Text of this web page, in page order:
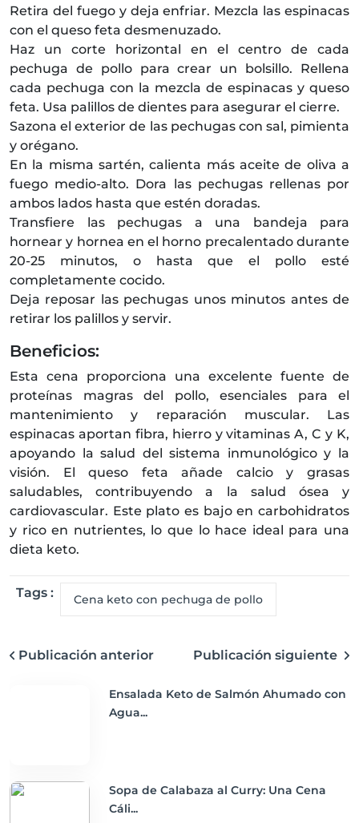
Retira del fuego y deja enfriar. Mezcla las espinacas
con el queso feta desmenuzado.
Haz un corte horizontal en el centro de cada
pechuga de pollo para crear un bolsillo. Rellena
cada pechuga con la mezcla de espinacas y queso
feta. Usa palillos de dientes para asegurar el cierre.
Sazona el exterior de las pechugas con sal, pimienta
y orégano.
En la misma sartén, calienta más aceite de oliva a
fuego medio-alto. Dora las pechugas rellenas por
ambos lados hasta que estén doradas.
Transfiere las pechugas a una bandeja para
hornear y hornea en el horno precalentado durante
20-25 minutos, o hasta que el pollo esté
completamente cocido.
Deja reposar las pechugas unos minutos antes de
retirar los palillos y servir.
Beneficios:
Esta cena proporciona una excelente fuente de
proteínas magras del pollo, esenciales para el
mantenimiento y reparación muscular. Las
espinacas aportan fibra, hierro y vitaminas A, C y K,
apoyando la salud del sistema inmunológico y la
visión. El queso feta añade calcio y grasas
saludables, contribuyendo a la salud ósea y
cardiovascular. Este plato es bajo en carbohidratos
y rico en nutrientes, lo que lo hace ideal para una
dieta keto.
Tags : Cena keto con pechuga de pollo
Publicación anterior Publicación siguiente
Ensalada Keto de Salmón Ahumado con
Agua...
Sopa de Calabaza al Curry: Una Cena
Cáli...